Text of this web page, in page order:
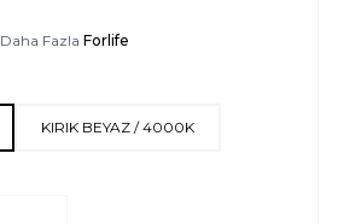
Daha Fazla Forlife
KIRIK BEYAZ / 4000K